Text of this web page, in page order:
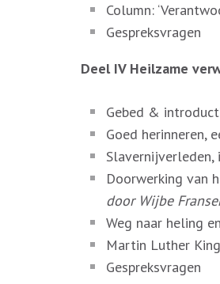
Column:
Gespreksvragen
Deel IV Heilzame
Gebed &
Goed herinneren,
Slavernijverleden,
Doorwerking van
door Wijbe
Weg naar heling
Martin Luther
Gespreksvragen